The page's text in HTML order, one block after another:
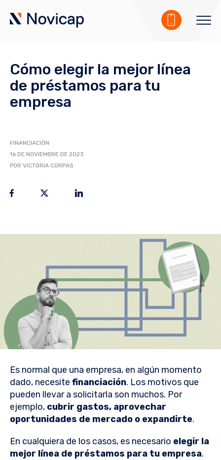
Cómo elegir la mejor línea
de préstamos para tu
empresa
FINANCIACIÓN
16 DE NOVIEMBRE DE 2023
POR VICTORIA CORPAS
Es normal que una empresa, en algún momento
dado, necesite financiación. Los motivos que
pueden llevar a solicitarla son muchos. Por
ejemplo, cubrir gastos, aprovechar
oportunidades de mercado o expandirte.
En cualquiera de los casos, es necesario elegir la
mejor línea de préstamos para tu empresa.